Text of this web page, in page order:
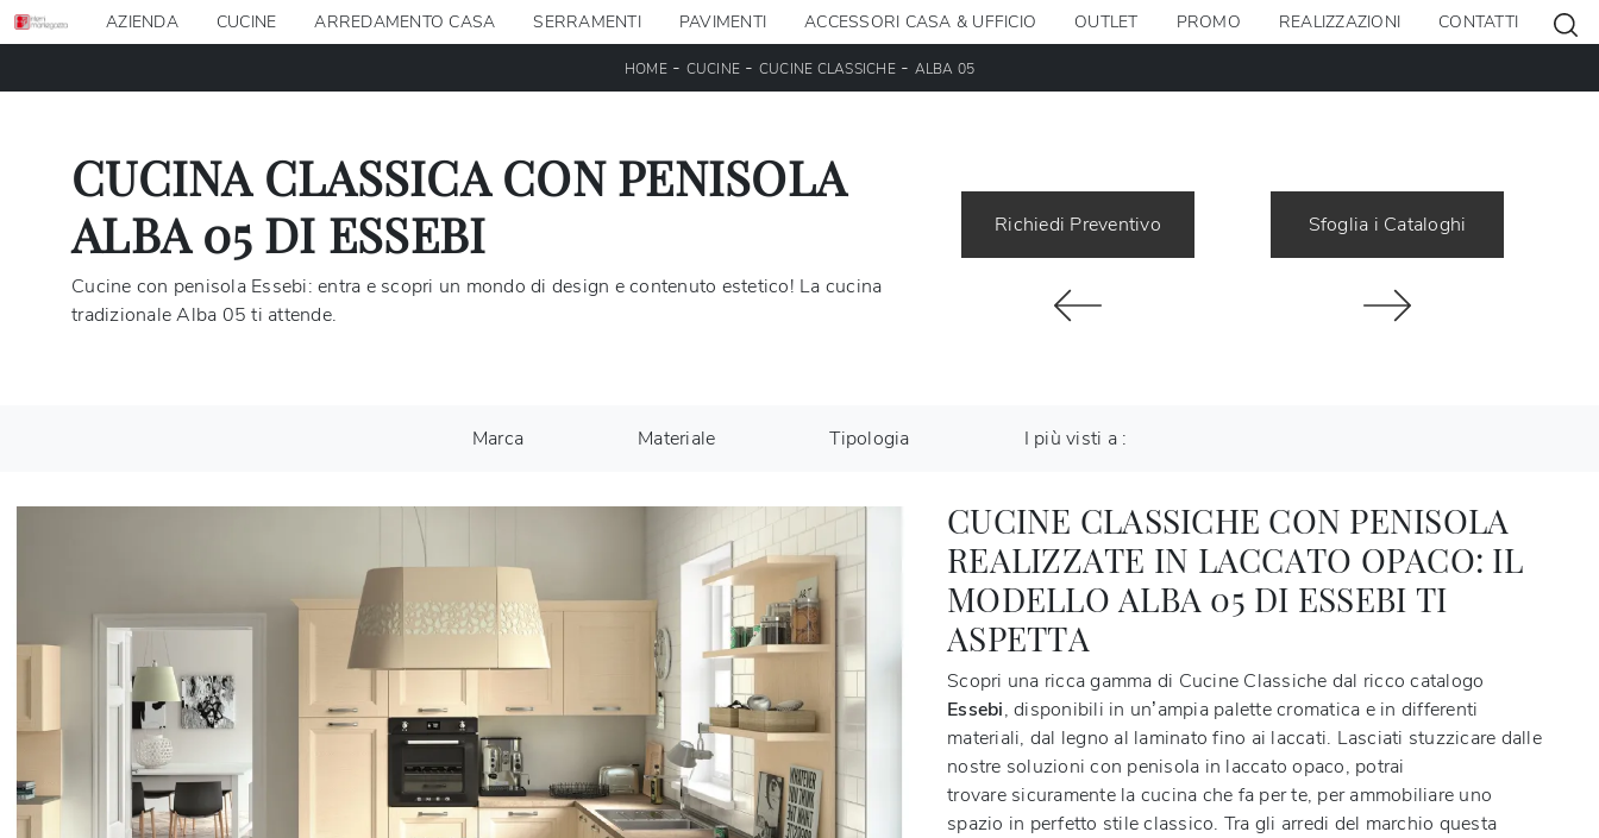
AZIENDA CUCINE ARREDAMENTO CASA SERRAMENTI PAVIMENTI ACCESSORI CASA & UFFICIO OUTLET PROMO REALIZZAZIONI CONTATTI
HOME- CUCINE - CUCINE CLASSICHE - ALBA 05
CUCINA CLASSICA CON PENISOLA
ALBA 05 DI ESSEBI
Cucine con penisola Essebi: entra e scopri un mondo di design e contenuto estetico! La cucina
tradizionale Alba 05 ti attende.
Richiedi Preventivo Sfoglia i Cataloghi
Marca Materiale Tipologia I più visti a :
CUCINE CLASSICHE CON PENISOLA
REALIZZATE IN LACCATO OPACO: IL
MODELLO ALBA 05 DI ESSEBI TI
ASPETTA
Scopri una ricca gamma di Cucine Classiche dal ricco catalogo
Essebi, disponibili in un’ampia palette cromatica e in differenti
materiali, dal legno al laminato fino ai laccati. Lasciati stuzzicare dalle
nostre soluzioni con penisola in laccato opaco, potrai
trovare sicuramente la cucina che fa per te, per ammobiliare uno
spazio in perfetto stile classico. Tra gli arredi del marchio questa